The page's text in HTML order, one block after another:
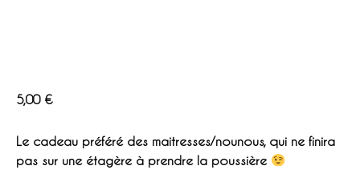
5,00 €
Le cadeau préféré des maitresses/nounous, qui ne finira
pas sur une étagère à prendre la poussière